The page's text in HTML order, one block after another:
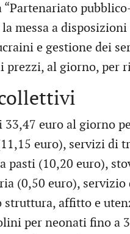
“Partenariato
messa a
e gestione dei
prezzi, al giorno, per
33,47 euro al giorno
euro), servizi di
pasti (10,20 euro),
(0,50 euro),
struttura, affitto e
per neonati fino a